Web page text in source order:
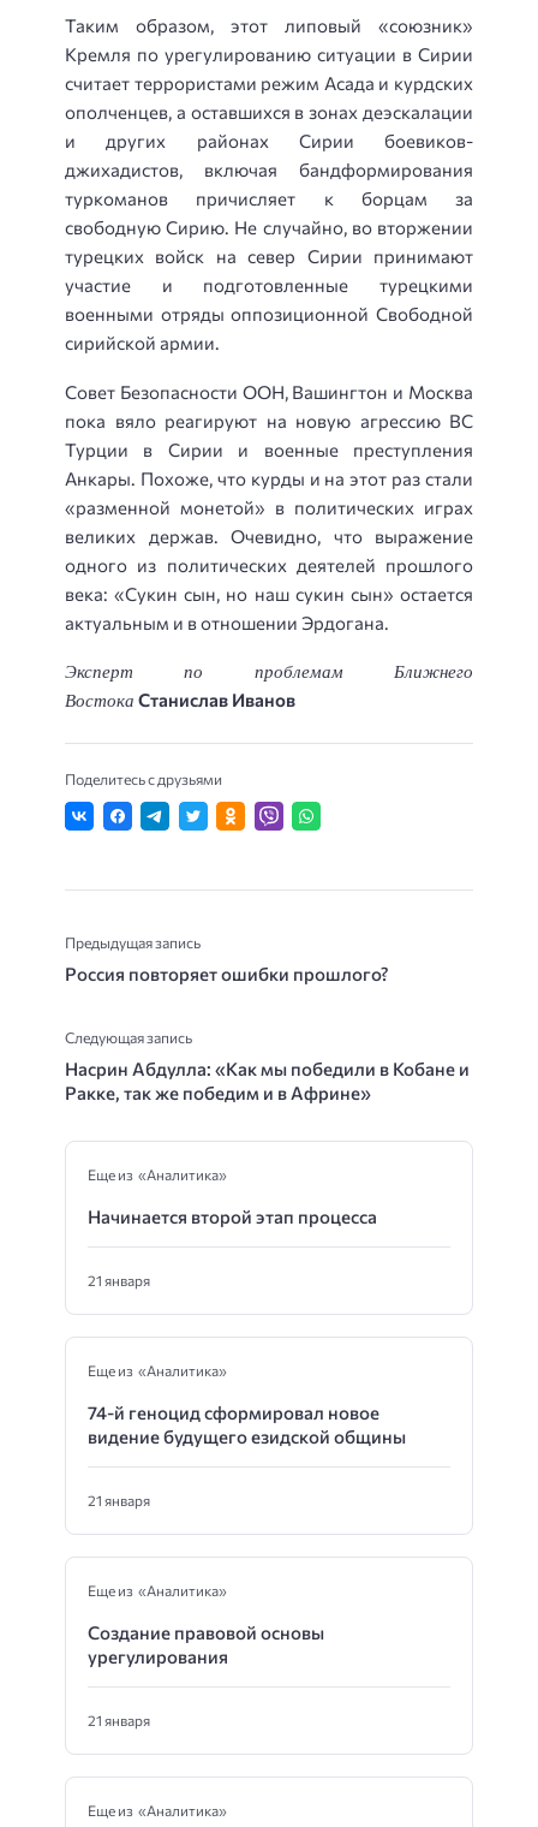
Таким образом, этот липовый «союзник»
Кремля по урегулированию ситуации в Сирии
считает террористами режим Асада и курдских
ополченцев, а оставшихся в зонах деэскалации
и других районах Сирии боевиков-
джихадистов, включая бандформирования
туркоманов причисляет к борцам за
свободную Сирию. Не случайно, во вторжении
турецких войск на север Сирии принимают
участие и подготовленные турецкими
военными отряды оппозиционной Свободной
сирийской армии.
Совет Безопасности ООН, Вашингтон и Москва
пока вяло реагируют на новую агрессию ВС
Турции в Сирии и военные преступления
Анкары. Похоже, что курды и на этот раз стали
«разменной монетой» в политических играх
великих держав. Очевидно, что выражение
одного из политических деятелей прошлого
века: «Сукин сын, но наш сукин сын» остается
актуальным и в отношении Эрдогана.
Эксперт по проблемам Ближнего
Востока Станислав Иванов
Поделитесь с друзьями
Предыдущая запись
Россия повторяет ошибки прошлого?
Следующая запись
Насрин Абдулла: «Как мы победили в Кобане и
Ракке, так же победим и в Африне»
Еще из «Аналитика»
Начинается второй этап процесса
21 января
Еще из «Аналитика»
74-й геноцид сформировал новое
видение будущего езидской общины
21 января
Еще из «Аналитика»
Создание правовой основы
урегулирования
21 января
Еще из «Аналитика»